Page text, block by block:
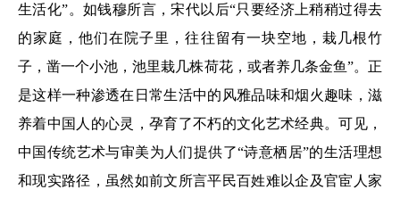
生活化”。如钱穆所言，宋代以后“只要经济上稍稍过得去
的家庭，他们在院子里，往往留有一块空地，栽几根竹
子，凿一个小池，池里栽几株荷花，或者养几条金鱼”。正
是这样一种渗透在日常生活中的风雅品味和烟火趣味，滋
养着中国人的心灵，孕育了不朽的文化艺术经典。可见，
中国传统艺术与审美为人们提供了“诗意栖居”的生活理想
和现实路径，虽然如前文所言平民百姓难以企及官宦人家